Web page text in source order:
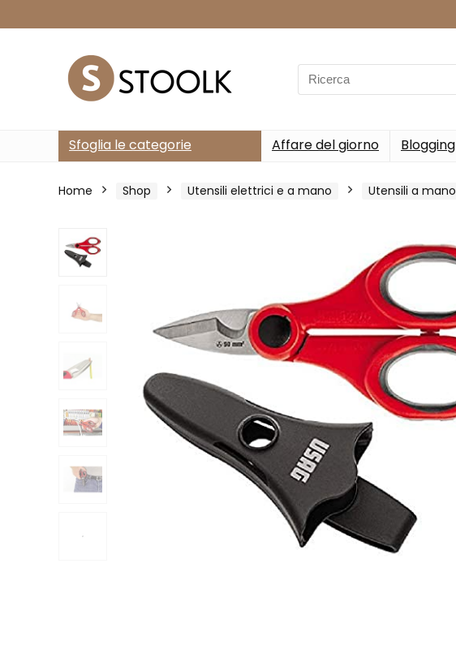
Search
for:
Sfoglia le categorie Affare del giorno Blogging
Home Shop Utensili elettrici e a mano Utensili a mano